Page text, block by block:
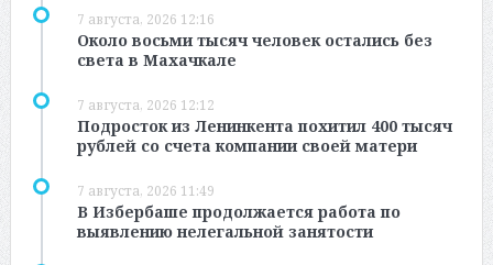
7 августа, 2026 12:16
Около восьми тысяч человек остались без
света в Махачкале
7 августа, 2026 12:12
Подросток из Ленинкента похитил 400 тысяч
рублей со счета компании своей матери
7 августа, 2026 11:49
В Избербаше продолжается работа по
выявлению нелегальной занятости